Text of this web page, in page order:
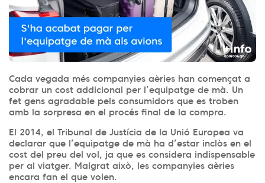
Cada vegada més companyies aèries han començat a
cobrar un cost addicional per l’equipatge de mà. Un
fet gens agradable pels consumidors que es troben
amb la sorpresa en el procés final de la compra.
El 2014, el Tribunal de Justícia de la Unió Europea va
declarar que l’equipatge de mà ha d’estar inclòs en el
cost del preu del vol, ja que es considera indispensable
per al viatger. Malgrat això, les companyies aèries
encara fan el que volen.